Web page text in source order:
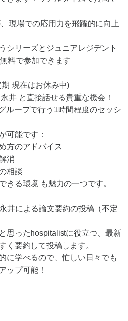
現場での応用力を飛躍的に向上
シリーズとジュニアレジデント
料で参加できます
現在はお休み中)
井 と直接話せる貴重な機会！
ループで行う1時間程度のセッシ
可能です：
方のアドバイス
消
相談
きる環境 も魅力の一つです。
井による論文要約の投稿（不定
思ったhospitalistに役立つ、最新
く要約して投稿します。
に学べるので、忙しい日々でも
ップ可能！